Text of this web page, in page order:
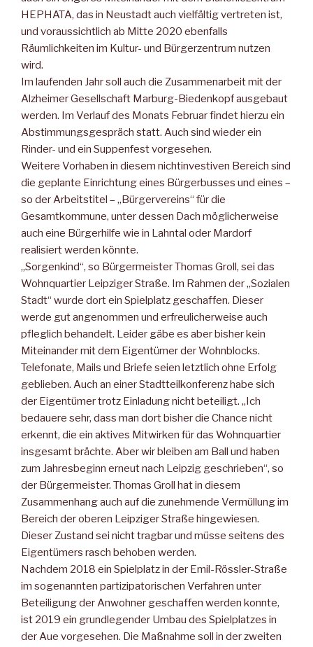
HEPHATA, das in Neustadt auch vielfältig vertreten ist,
und voraussichtlich ab Mitte 2020 ebenfalls
Räumlichkeiten im Kultur- und Bürgerzentrum nutzen
wird.
Im laufenden Jahr soll auch die Zusammenarbeit mit der
Alzheimer Gesellschaft Marburg-Biedenkopf ausgebaut
werden. Im Verlauf des Monats Februar findet hierzu ein
Abstimmungsgespräch statt. Auch sind wieder ein
Rinder- und ein Suppenfest vorgesehen.
Weitere Vorhaben in diesem nichtinvestiven Bereich sind
die geplante Einrichtung eines Bürgerbusses und eines –
so der Arbeitstitel – „Bürgervereins“ für die
Gesamtkommune, unter dessen Dach möglicherweise
auch eine Bürgerhilfe wie in Lahntal oder Mardorf
realisiert werden könnte.
„Sorgenkind“, so Bürgermeister Thomas Groll, sei das
Wohnquartier Leipziger Straße. Im Rahmen der „Sozialen
Stadt“ wurde dort ein Spielplatz geschaffen. Dieser
werde gut angenommen und erfreulicherweise auch
pfleglich behandelt. Leider gäbe es aber bisher kein
Miteinander mit dem Eigentümer der Wohnblocks.
Telefonate, Mails und Briefe seien letztlich ohne Erfolg
geblieben. Auch an einer Stadtteilkonferenz habe sich
der Eigentümer trotz Einladung nicht beteiligt. „Ich
bedauere sehr, dass man dort bisher die Chance nicht
erkennt, die ein aktives Mitwirken für das Wohnquartier
insgesamt brächte. Aber wir bleiben am Ball und haben
zum Jahresbeginn erneut nach Leipzig geschrieben“, so
der Bürgermeister. Thomas Groll hat in diesem
Zusammenhang auch auf die zunehmende Vermüllung im
Bereich der oberen Leipziger Straße hingewiesen.
Dieser Zustand sei nicht tragbar und müsse seitens des
Eigentümers rasch behoben werden.
Nachdem 2018 ein Spielplatz in der Emil-Rössler-Straße
im sogenannten partizipatorischen Verfahren unter
Beteiligung der Anwohner geschaffen werden konnte,
ist 2019 ein grundlegender Umbau des Spielplatzes in
der Aue vorgesehen. Die Maßnahme soll in der zweiten